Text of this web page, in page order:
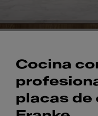
Cocina
placas de